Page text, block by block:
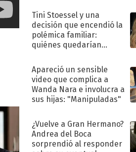
Tini Stoessel y una
decisión que encendió la
polémica familiar:
quiénes quedarían
Apareció un sensible
video que complica a
Wanda Nara e involucra a
sus hijas: "Manipuladas"
¿Vuelve a Gran Hermano?
Andrea del Boca
sorprendió al responder